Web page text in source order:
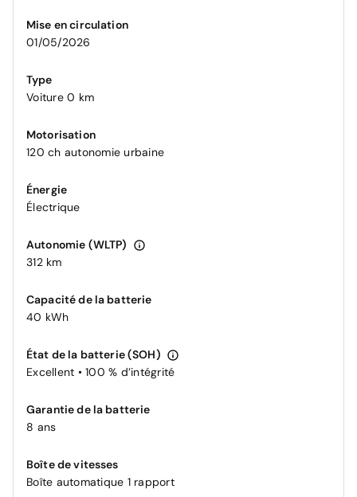
Mise en circulation
01/05/2026
Type
Voiture 0 km
Motorisation
120 ch autonomie urbaine
Énergie
Électrique
Autonomie (WLTP)
312 km
Capacité de la batterie
40 kWh
État de la batterie (SOH)
Excellent • 100 % d’intégrité
Garantie de la batterie
8 ans
Boîte de vitesses
Boîte automatique 1 rapport